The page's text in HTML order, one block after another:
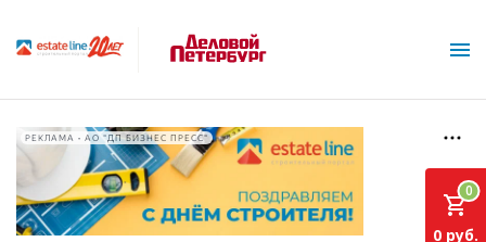
РЕКЛАМА • АО "ДП БИЗНЕС ПРЕСС"
0
0 руб.